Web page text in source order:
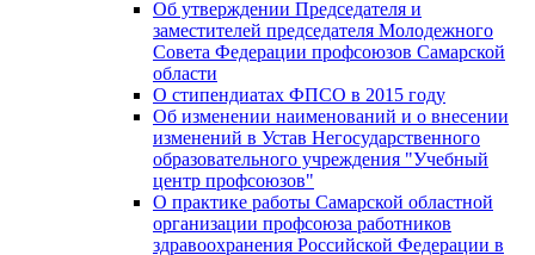
Об утверждении Председателя и
заместителей председателя Молодежного
Совета Федерации профсоюзов Самарской
области
О стипендиатах ФПСО в 2015 году
Об изменении наименований и о внесении
изменений в Устав Негосударственного
образовательного учреждения "Учебный
центр профсоюзов"
О практике работы Самарской областной
организации профсоюза работников
здравоохранения Российской Федерации в